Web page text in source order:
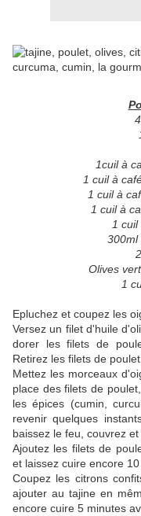
1cuil à
1 cuil à
1 cuil à
1 cuil à
1
300ml
Olives
1
Epluchez et coupez les
Versez un filet d'huile
dorer les filets de
Retirez les filets de
Mettez les morceaux
place des filets de
les épices (cumin,
revenir quelques
baissez le feu, couvrez
Ajoutez les filets de
et laissez cuire encore 10
Coupez les citrons
ajouter au tajine en
encore cuire 5 minutes